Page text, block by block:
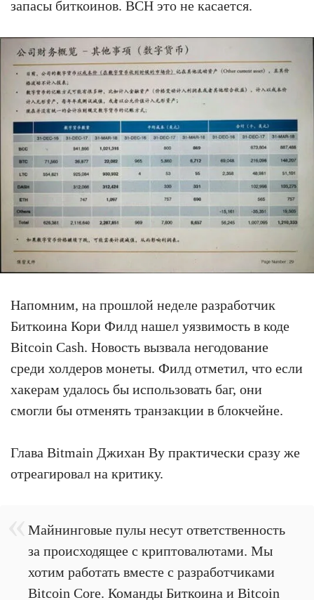
запасы биткоинов. BCH это не касается.
Напомним, на прошлой неделе разработчик
Биткоина Кори Филд нашел уязвимость в коде
Bitcoin Cash. Новость вызвала негодование
среди холдеров монеты. Филд отметил, что если
хакерам удалось бы использовать баг, они
смогли бы отменять транзакции в блокчейне.
Глава Bitmain Джихан Ву практически сразу же
отреагировал на критику.
Майнинговые пулы несут ответственность
за происходящее с криптовалютами. Мы
хотим работать вместе с разработчиками
Bitcoin Core. Команды Биткоина и Bitcoin